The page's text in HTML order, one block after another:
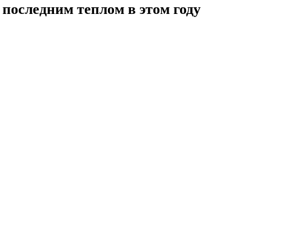
теплом в этом году